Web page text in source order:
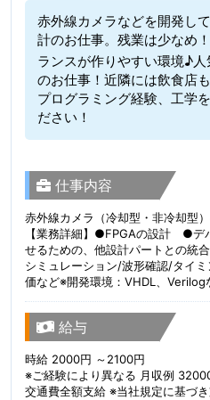
赤外線カメラなどを開発し
計のお仕事。残業は少なめ
ランスが作りやすい環境♪
のお仕事！近隣には飲食店
プログラミング経験、工学
ださい！
仕事内容
赤外線カメラ（冷却型・非冷却型
【業務詳細】●FPGAの設計 ●デ
せるための、他設計パートとの統
シミュレーション/波形確認/タイ
価など※開発環境：VHDL、Verilog
給与
時給 2000円 ～2100円
※ご経験により異なる 月収例
交通費全額支給 ※当社規定に基づ